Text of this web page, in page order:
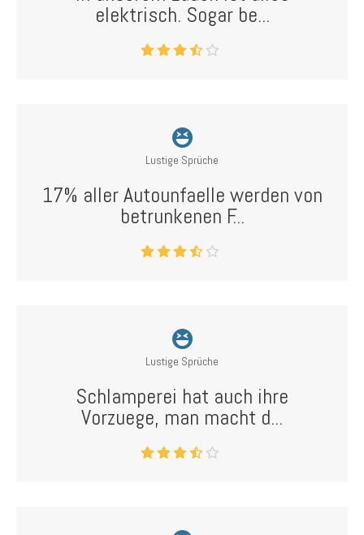
elektrisch. Sogar be...
Lustige Sprüche
17% aller Autounfaelle werden von
betrunkenen F...
Lustige Sprüche
Schlamperei hat auch ihre
Vorzuege, man macht d...